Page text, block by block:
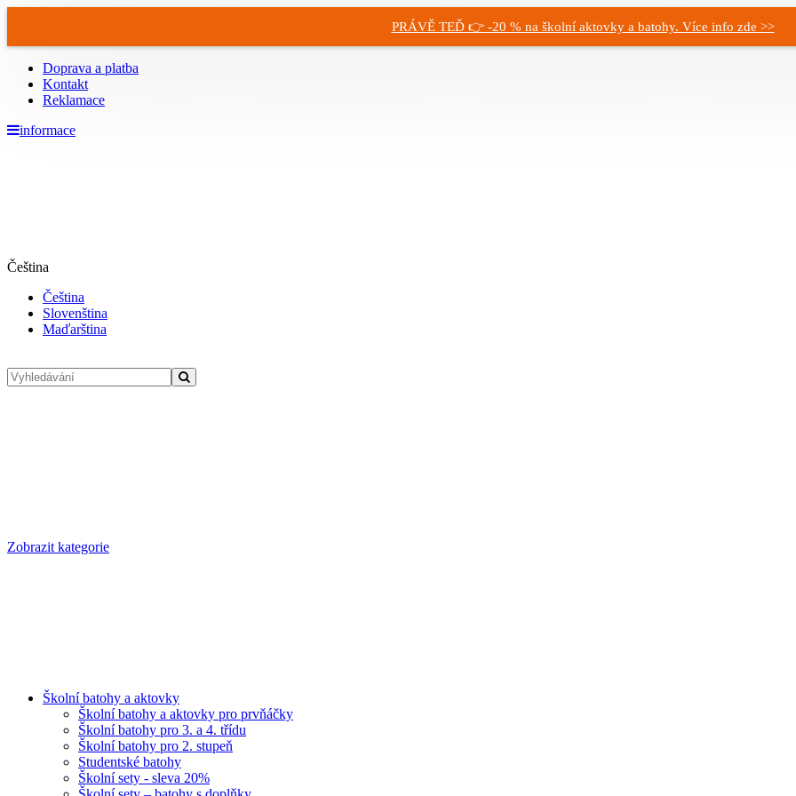
PRÁVĚ TEĎ 👉 -20 % na školní aktovky a batohy. Více info zde >>
Doprava a platba
Kontakt
Reklamace
informace
Čeština
Čeština
Slovenština
Maďarština
Zobrazit kategorie
Školní batohy a aktovky
Školní batohy a aktovky pro prvňáčky
Školní batohy pro 3. a 4. třídu
Školní batohy pro 2. stupeň
Studentské batohy
Školní sety - sleva 20%